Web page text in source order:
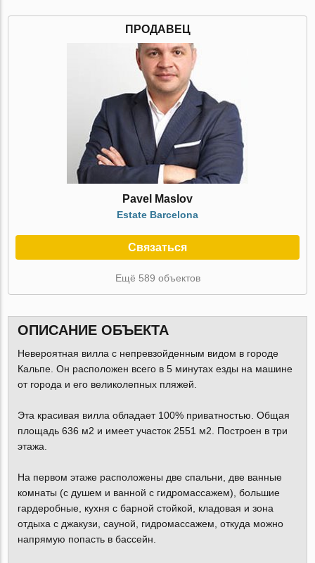
ПРОДАВЕЦ
Pavel Maslov
Estate Barcelona
Связаться
Ещё 589 объектов
ОПИСАНИЕ ОБЪЕКТА
Невероятная вилла с непревзойденным видом в городе
Кальпе. Он расположен всего в 5 минутах езды на машине
от города и его великолепных пляжей.
Эта красивая вилла обладает 100% приватностью. Общая
площадь 636 м2 и имеет участок 2551 м2. Построен в три
этажа.
На первом этаже расположены две спальни, две ванные
комнаты (с душем и ванной с гидромассажем), большие
гардеробные, кухня с барной стойкой, кладовая и зона
отдыха с джакузи, сауной, гидромассажем, откуда можно
напрямую попасть в бассейн.